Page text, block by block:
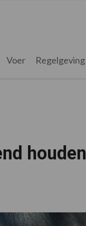
Voer Regelgeving
houden